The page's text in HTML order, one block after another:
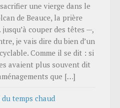
une vierge dans le
de Beauce, la prière
couper des têtes —,
je vais dire du bien d’un
Comme il se dit : si
avaient plus souvent dit
que […]
temps chaud